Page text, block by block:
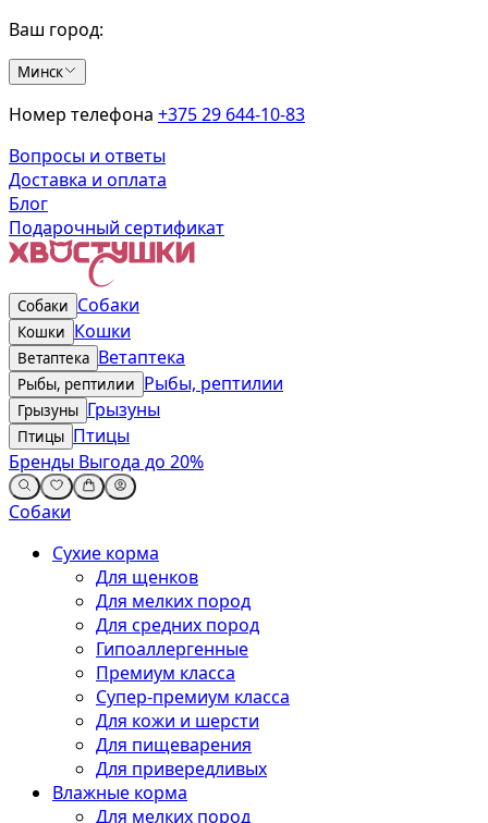
Ваш город:
Минск
Номер телефона +375 29 644-10-83
Вопросы и ответы
Доставка и оплата
Блог
Подарочный сертификат
Собаки Собаки
Кошки Кошки
Ветаптека Ветаптека
Рыбы, рептилии Рыбы, рептилии
Грызуны Грызуны
Птицы Птицы
Бренды Выгода до 20%
Собаки
Сухие корма
Для щенков
Для мелких пород
Для средних пород
Гипоаллергенные
Премиум класса
Супер-премиум класса
Для кожи и шерсти
Для пищеварения
Для привередливых
Влажные корма
Для мелких пород